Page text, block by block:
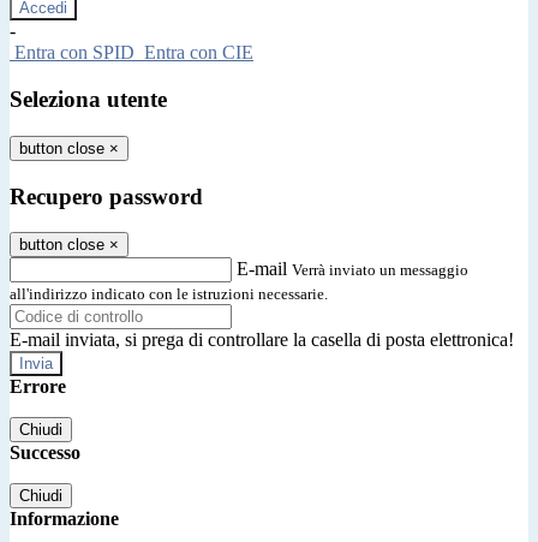
-
Entra con SPID Entra con CIE
Seleziona utente
button close ×
Recupero password
button close ×
E-mail Verrà inviato un messaggio
all'indirizzo indicato con le istruzioni necessarie.
E-mail inviata, si prega di controllare la casella di posta elettronica!
Errore
Chiudi
Successo
Chiudi
Informazione